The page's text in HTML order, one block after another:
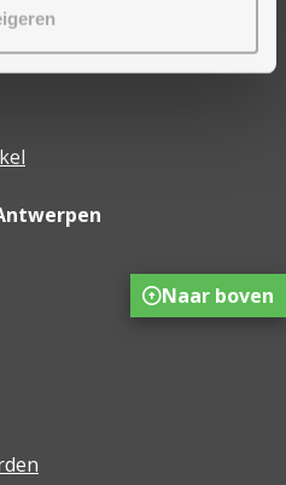
Naar boven